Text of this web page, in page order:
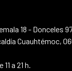
18 - Donceles
Cuauhtémoc,
a 21 h.